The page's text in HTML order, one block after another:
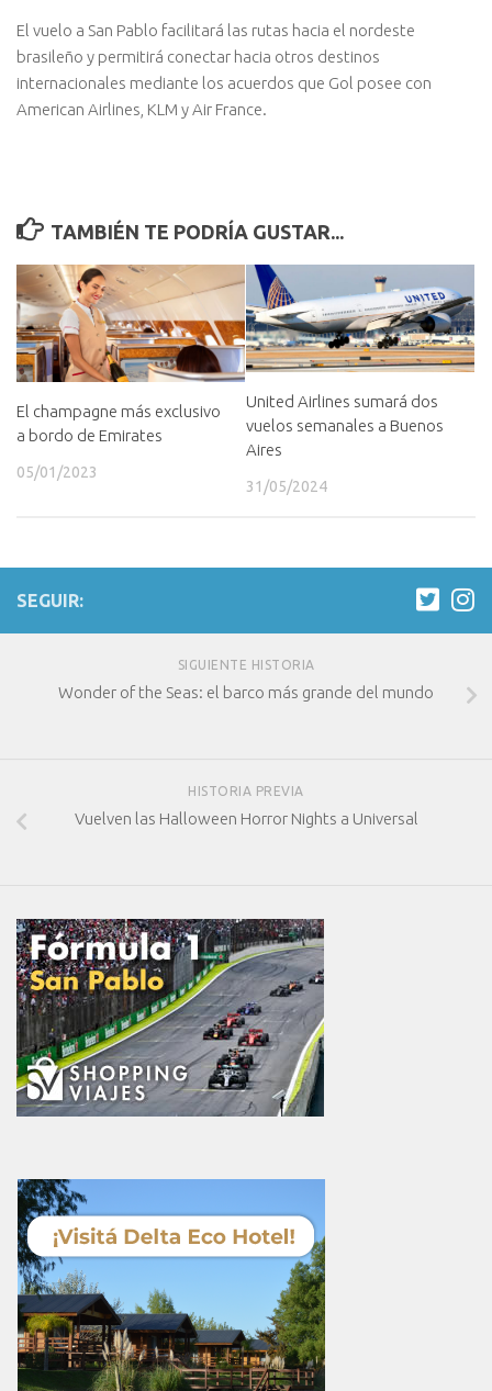
El vuelo a San Pablo facilitará las rutas hacia el nordeste
brasileño y permitirá conectar hacia otros destinos
internacionales mediante los acuerdos que Gol posee con
American Airlines, KLM y Air France.
TAMBIÉN TE PODRÍA GUSTAR...
El champagne más exclusivo
a bordo de Emirates
05/01/2023
United Airlines sumará dos
vuelos semanales a Buenos
Aires
31/05/2024
SEGUIR:
SIGUIENTE HISTORIA
Wonder of the Seas: el barco más grande del mundo
HISTORIA PREVIA
Vuelven las Halloween Horror Nights a Universal